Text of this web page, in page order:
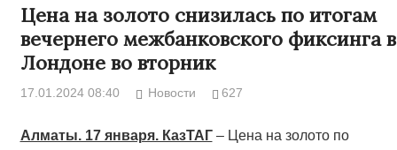
Цена на золото снизилась по итогам
вечернего межбанковского фиксинга в
Лондоне во вторник
17.01.2024 08:40 Новости 627
Алматы. 17 января. КазТАГ– Цена на золото по